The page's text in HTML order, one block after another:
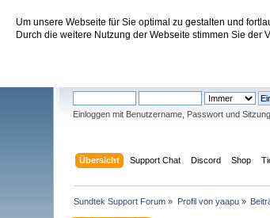
Um unsere Webseite für Sie optimal zu gestalten und
Durch die weitere Nutzung der Webseite stimmen Sie
Sundtek Support Forum
Einloggen mit Benutzername, Passwort und
Übersicht Support Chat Discord Shop
Sundtek Support Forum » Profil von yaapu»